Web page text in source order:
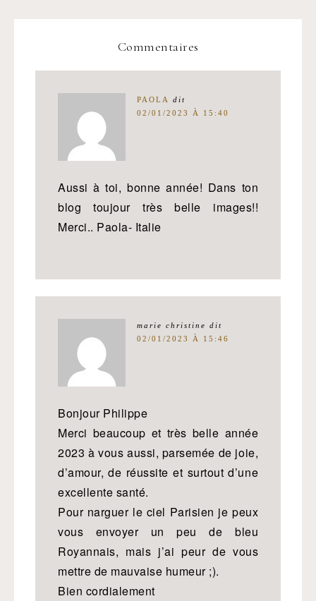
Commentaires
PAOLA
dit
02/01/2023 À 15:40
Aussi à toi, bonne année! Dans ton
blog toujour très belle images!!
Merci.. Paola- Italie
marie christine dit
02/01/2023 À 15:46
Bonjour Philippe
Merci beaucoup et très belle année
2023 à vous aussi, parsemée de joie,
d’amour, de réussite et surtout d’une
excellente santé.
Pour narguer le ciel Parisien je peux
vous envoyer un peu de bleu
Royannais, mais j’ai peur de vous
mettre de mauvaise humeur ;).
Bien cordialement